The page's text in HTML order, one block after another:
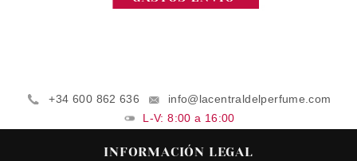
+34 600 862 636
info@lacentraldelperfume.com
L-V: 8:00 a 16:00
INFORMACIÓN LEGAL